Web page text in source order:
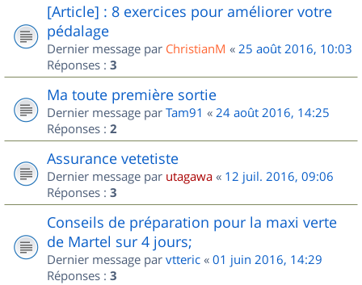
[Article] : 8 exercices pour améliorer votre
pédalage
Dernier message par ChristianM « 25 août 2016, 10:03
Réponses : 3
Ma toute première sortie
Dernier message par Tam91 « 24 août 2016, 14:25
Réponses : 2
Assurance vetetiste
Dernier message par utagawa « 12 juil. 2016, 09:06
Réponses : 3
Conseils de préparation pour la maxi verte
de Martel sur 4 jours;
Dernier message par vtteric « 01 juin 2016, 14:29
Réponses : 3